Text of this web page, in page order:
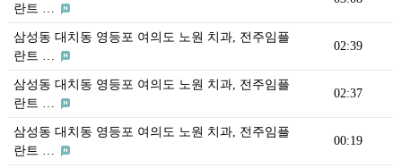
란트 …
삼성동 대치동 영등포 여의도 노원 치과, 전주임플
란트 …
02:39
삼성동 대치동 영등포 여의도 노원 치과, 전주임플
란트 …
02:37
삼성동 대치동 영등포 여의도 노원 치과, 전주임플
란트 …
00:19